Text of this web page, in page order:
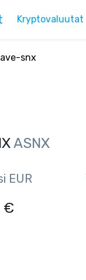
Kryptovaluutat
snx
ASNX
EUR
€